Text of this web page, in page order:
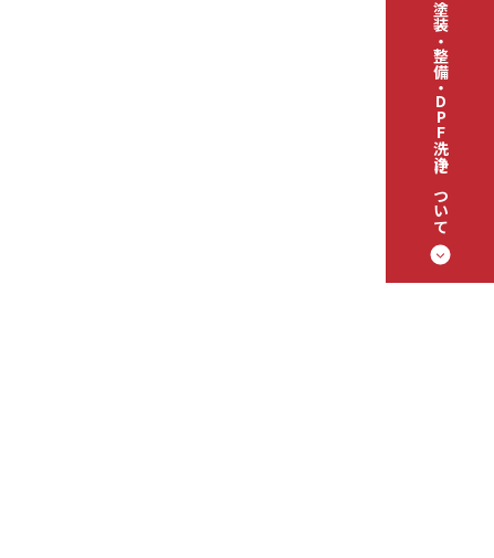
塗装・整備・DPF洗浄について